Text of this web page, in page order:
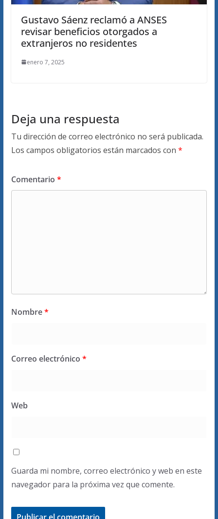
Gustavo Sáenz reclamó a ANSES
revisar beneficios otorgados a
extranjeros no residentes
enero 7, 2025
Deja una respuesta
Tu dirección de correo electrónico no será publicada.
Los campos obligatorios están marcados con *
Comentario *
Nombre*
Correo electrónico *
Web
Guarda mi nombre, correo electrónico y web en este
navegador para la próxima vez que comente.